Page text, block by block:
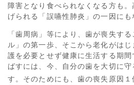
障害となり食べられなくなる方も
げられる「誤嚥性肺炎」の一因にも
「歯周病」等により、歯が喪失す
ル」の第一歩、そこから老化がは
護を必要とせず健康に生活する期
ばすには、今、自分の歯を大切に
す。そのためにも、歯の喪失原因１